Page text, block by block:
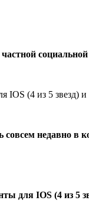
IOS (4 из 5 звезд)
совсем недавно в
для IOS (4 из 5